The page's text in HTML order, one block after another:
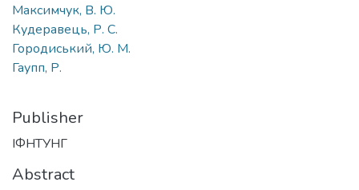
Максимчук, В. Ю.
Кудеравець, Р. С.
Городиський, Ю. М.
Гаупп, Р.
Publisher
ІФНТУНГ
Abstract